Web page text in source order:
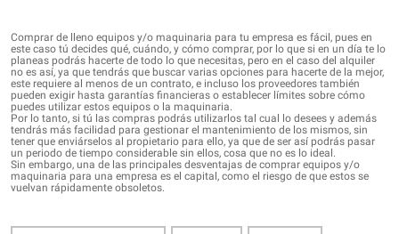
Comprar de lleno equipos y/o maquinaria para tu empresa es fácil, pues en
este caso tú decides qué, cuándo, y cómo comprar, por lo que si en un día te lo
planeas podrás hacerte de todo lo que necesitas, pero en el caso del alquiler
no es así, ya que tendrás que buscar varias opciones para hacerte de la mejor,
este requiere al menos de un contrato, e incluso los proveedores también
pueden exigir hasta garantías financieras o establecer límites sobre cómo
puedes utilizar estos equipos o la maquinaria.
Por lo tanto, si tú las compras podrás utilizarlos tal cual lo desees y además
tendrás más facilidad para gestionar el mantenimiento de los mismos, sin
tener que enviárselos al propietario para ello, ya que de ser así podrás pasar
un periodo de tiempo considerable sin ellos, cosa que no es lo ideal.
Sin embargo, una de las principales desventajas de comprar equipos y/o
maquinaria para una empresa es el capital, como el riesgo de que estos se
vuelvan rápidamente obsoletos.